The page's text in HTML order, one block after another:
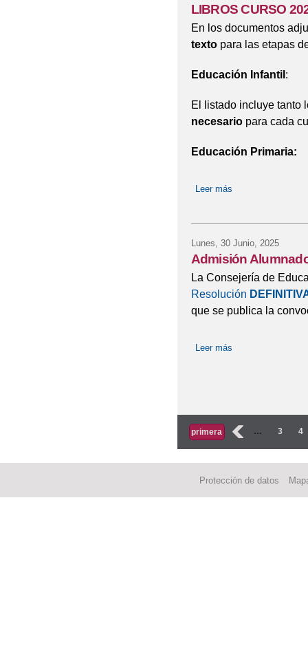
LIBROS CURSO
En los documentos
textopara las etapas
Educación Infantil:
El listado incluye tanto
necesariopara cada
Educación Primaria:
Leer más
Lunes, 30 Junio, 2025
Admisión
La Consejería de
Resolución
que se publica la
Leer más
Páginas
primera ‹ … 3 4
Protección de datos